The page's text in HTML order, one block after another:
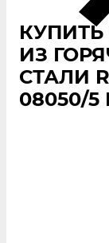
ИЗ
СТАЛИ
08050/5